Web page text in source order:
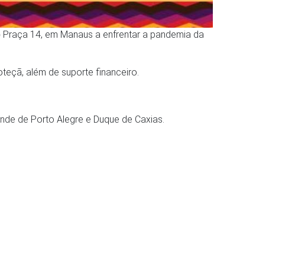
14, em Manaus a enfrentar a pandemia da
além de suporte financeiro.
de Porto Alegre e Duque de Caxias.